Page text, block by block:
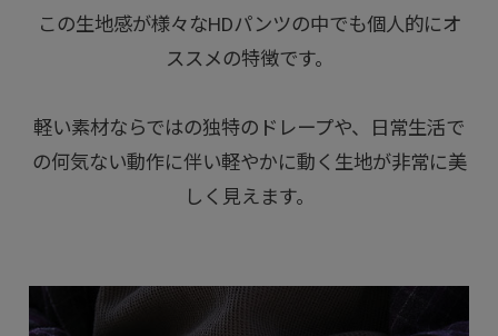
この生地感が様々なHDパンツの中でも個人的にオ
ススメの特徴です。
軽い素材ならではの独特のドレープや、日常生活で
の何気ない動作に伴い軽やかに動く生地が非常に美
しく見えます。